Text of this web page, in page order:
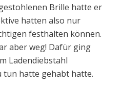
Brille hatte er
hatten also nur
festhalten können.
aber weg! Dafür ging
Ladendiebstahl
tun hatte gehabt hatte.